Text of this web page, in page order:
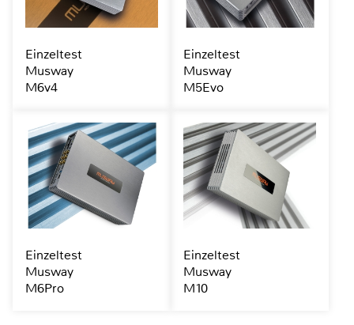
Einzeltest
Musway
M6v4
Einzeltest
Musway
M5Evo
Einzeltest
Musway
M6Pro
Einzeltest
Musway
M10